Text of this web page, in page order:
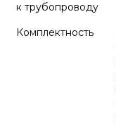
к трубопроводу
Комплектность